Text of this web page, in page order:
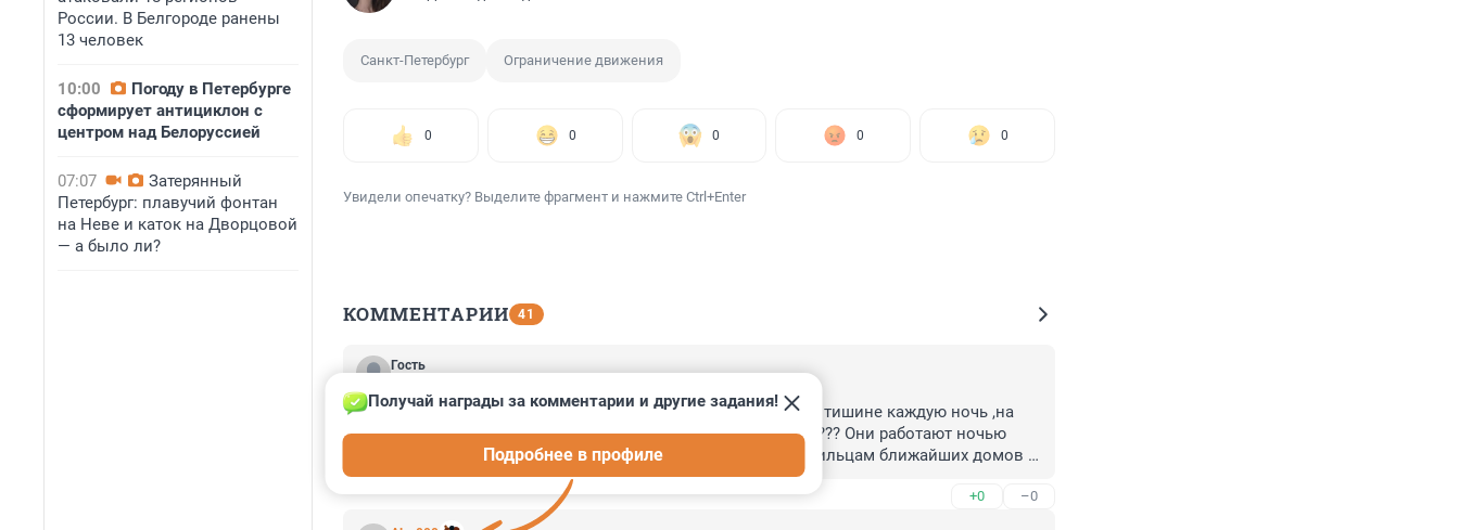
России. В Белгороде ранены
13 человек
10:00
Погоду в Петербурге
сформирует антициклон с
центром над Белоруссией
07:07
Затерянный
Петербург: плавучий фонтан
на Неве и каток на Дворцовой
— а было ли?
Санкт-Петербург Ограничение движения
0 0 0 0 0
Увидели опечатку? Выделите фрагмент и нажмите Ctrl+Enter
КОММЕНТАРИИ 41
Гость
Подрядная ремонтная организация будет нарушать закон о тишине каждую ночь ,на
перекрёстке пр.Энгельса и пр. Просвещения , до 29.03.2024??? Они работают ночью
фрезой по асфальту и отбойным молотком,так, что всем жильцам ближайших домов
просто не уснуть! Придётся писать жалобу!
+0 –0
Получай награды за комментарии и другие задания!
Подробнее в профиле